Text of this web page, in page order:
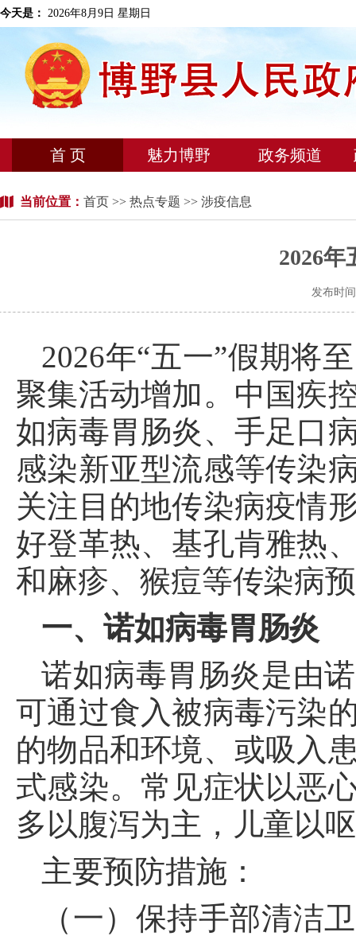
今天是： 2026年8月9日 星期日
首 页 魅力博野 政务频道
当前位置： 首页 >> 热点专题 >> 涉疫信息
2026年
发布时
2026年“五一”假期将
聚集活动增加。中国疾
如病毒胃肠炎、手足口
感染新亚型流感等传染
关注目的地传染病疫情
好登革热、基孔肯雅热
和麻疹、猴痘等传染病
一、诺如病毒胃肠炎
诺如病毒胃肠炎是由
可通过食入被病毒污染
的物品和环境、或吸入
式感染。常见症状以恶
多以腹泻为主，儿童以
主要预防措施：
（一）保持手部清洁